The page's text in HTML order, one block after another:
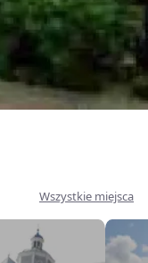
Wszystkie miejsca